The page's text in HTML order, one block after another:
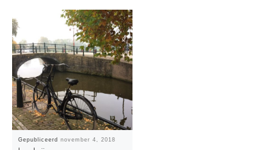
Gepubliceerdnovember 4, 2018